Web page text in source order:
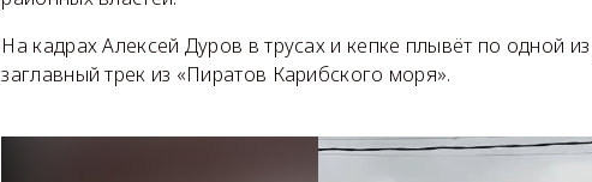
На кадрах Алексей Дуров в трусах и кепке плывёт по одной
заглавный трек из «Пиратов Карибского моря».